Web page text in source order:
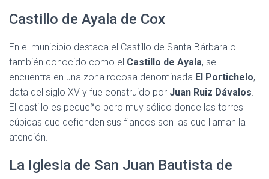
Castillo de Ayala de Cox
En el municipio destaca el Castillo de Santa Bárbara o
también conocido como el Castillo de Ayala, se
encuentra en una zona rocosa denominada El Portichelo,
data del siglo XV y fue construido por Juan Ruiz Dávalos.
El castillo es pequeño pero muy sólido donde las torres
cúbicas que defienden sus flancos son las que llaman la
atención.
La Iglesia de San Juan Bautista de